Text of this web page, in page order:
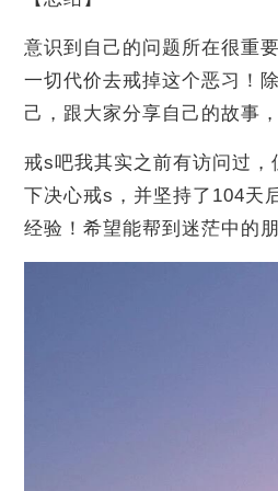
意识到自己的问题所在很重
一切代价去戒掉这个恶习！
己，跟大家分享自己的故事
戒s吧我其实之前有访问过
下决心戒s，并坚持了104天
经验！希望能帮到迷茫中的朋